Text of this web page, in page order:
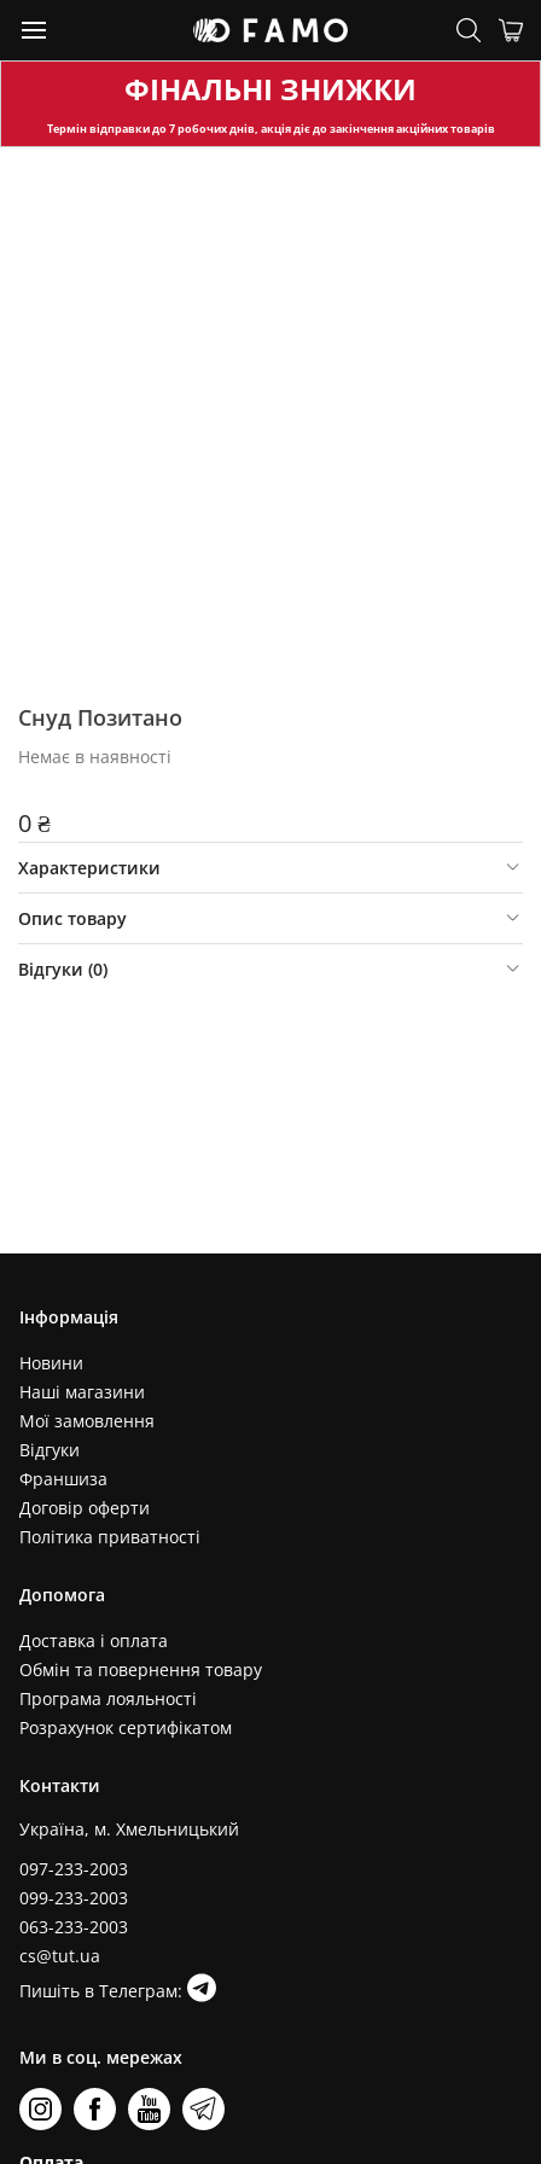
ФІНАЛЬНІ ЗНИЖКИ
Термін відправкидо 7 робочих днів, акція діє до закінчення акційних товарів
Снуд Позитано
Немає в наявності
0 ₴
Характеристики
Опис товару
Відгуки (0)
Інформація
Новини
Наші магазини
Мої замовлення
Відгуки
Франшиза
Договір оферти
Політика приватності
Допомога
Доставка і оплата
Обмін та повернення товару
Програма лояльності
Розрахунок сертифікатом
Контакти
Україна, м. Хмельницький
097-233-2003
099-233-2003
063-233-2003
cs@tut.ua
Пишіть в Телеграм:
Ми в соц. мережах